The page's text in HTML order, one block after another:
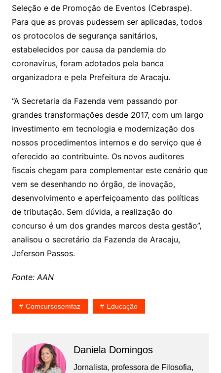
Seleção e de Promoção de Eventos (Cebraspe).
Para que as provas pudessem ser aplicadas, todos
os protocolos de segurança sanitários,
estabelecidos por causa da pandemia do
coronavírus, foram adotados pela banca
organizadora e pela Prefeitura de Aracaju.
“A Secretaria da Fazenda vem passando por
grandes transformações desde 2017, com um largo
investimento em tecnologia e modernização dos
nossos procedimentos internos e do serviço que é
oferecido ao contribuinte. Os novos auditores
fiscais chegam para complementar este cenário que
vem se desenhando no órgão, de inovação,
desenvolvimento e aperfeiçoamento das políticas
de tributação. Sem dúvida, a realização do
concurso é um dos grandes marcos desta gestão”,
analisou o secretário da Fazenda de Aracaju,
Jeferson Passos.
Fonte: AAN
Comcursosemfaz Educação
Daniela Domingos
Jornalista, professora de Filosofia,